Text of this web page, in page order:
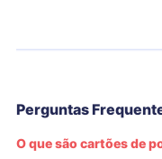
Perguntas
O que são cartões de